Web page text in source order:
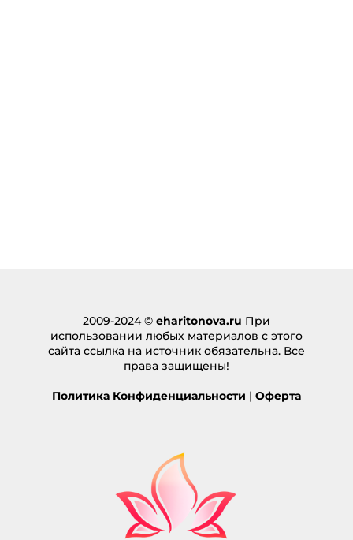
2009-2024 © eharitonova.ru При
использовании любых материалов с этого
сайта ссылка на источник обязательна. Все
права защищены!
Политика Конфиденциальности | Оферта